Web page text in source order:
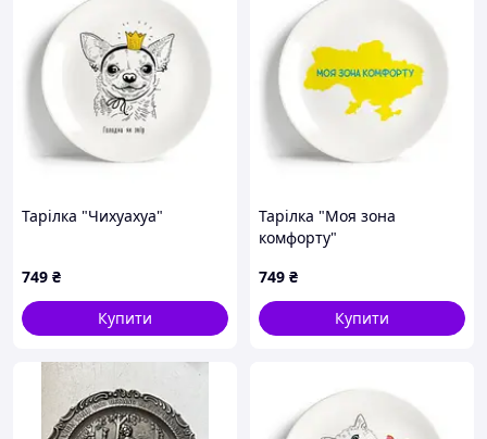
Ця стильна підставка стане чудовим доповненням до
будь-якого інтер'єру, додаючи нотку розкоші та гармонії
у ваш простір. Ідеальний подарунок для особливих
випадків!
Тарілка "Чихуахуа"
749 ₴
Купити
Тарілка "Моя зона
комфорту"
749 ₴
Купити